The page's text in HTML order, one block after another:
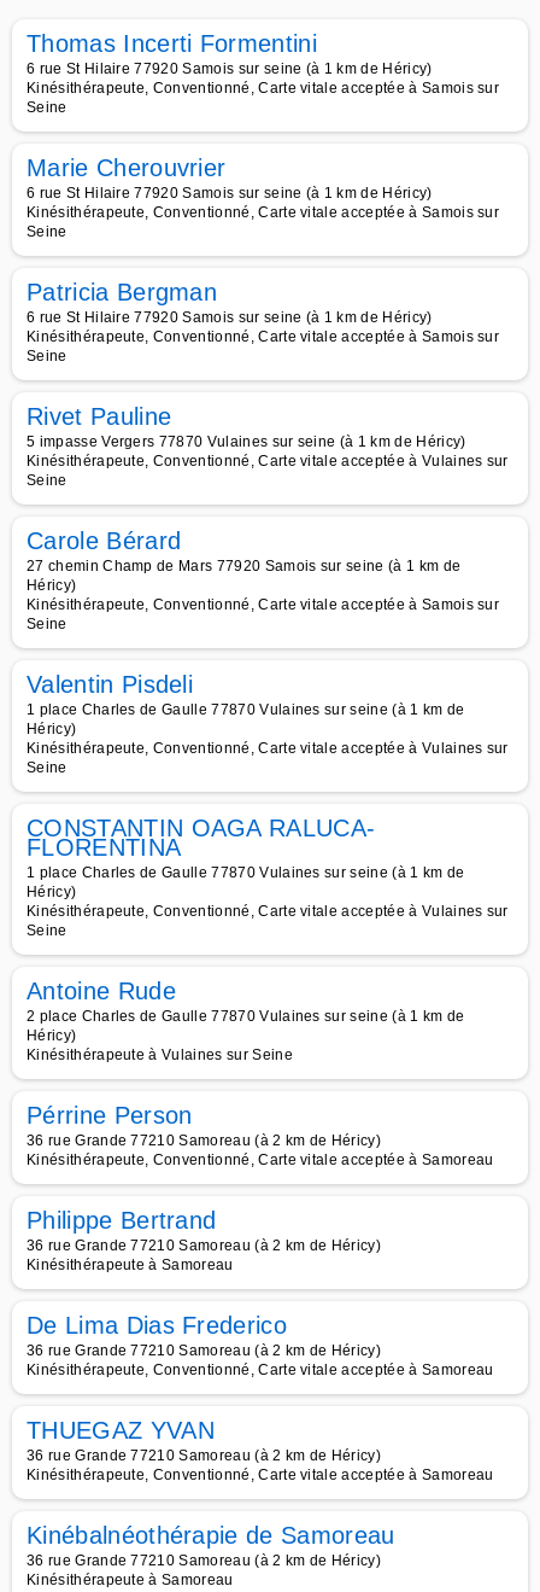
Thomas Incerti Formentini
6 rue St Hilaire 77920 Samois sur seine (à 1 km de Héricy)
Kinésithérapeute, Conventionné, Carte vitale acceptée à Samois sur
Seine
Marie Cherouvrier
6 rue St Hilaire 77920 Samois sur seine (à 1 km de Héricy)
Kinésithérapeute, Conventionné, Carte vitale acceptée à Samois sur
Seine
Patricia Bergman
6 rue St Hilaire 77920 Samois sur seine (à 1 km de Héricy)
Kinésithérapeute, Conventionné, Carte vitale acceptée à Samois sur
Seine
Rivet Pauline
5 impasse Vergers 77870 Vulaines sur seine (à 1 km de Héricy)
Kinésithérapeute, Conventionné, Carte vitale acceptée à Vulaines sur
Seine
Carole Bérard
27 chemin Champ de Mars 77920 Samois sur seine (à 1 km de
Héricy)
Kinésithérapeute, Conventionné, Carte vitale acceptée à Samois sur
Seine
Valentin Pisdeli
1 place Charles de Gaulle 77870 Vulaines sur seine (à 1 km de
Héricy)
Kinésithérapeute, Conventionné, Carte vitale acceptée à Vulaines sur
Seine
CONSTANTIN OAGA RALUCA-
FLORENTINA
1 place Charles de Gaulle 77870 Vulaines sur seine (à 1 km de
Héricy)
Kinésithérapeute, Conventionné, Carte vitale acceptée à Vulaines sur
Seine
Antoine Rude
2 place Charles de Gaulle 77870 Vulaines sur seine (à 1 km de
Héricy)
Kinésithérapeute à Vulaines sur Seine
Pérrine Person
36 rue Grande 77210 Samoreau (à 2 km de Héricy)
Kinésithérapeute, Conventionné, Carte vitale acceptée à Samoreau
Philippe Bertrand
36 rue Grande 77210 Samoreau (à 2 km de Héricy)
Kinésithérapeute à Samoreau
De Lima Dias Frederico
36 rue Grande 77210 Samoreau (à 2 km de Héricy)
Kinésithérapeute, Conventionné, Carte vitale acceptée à Samoreau
THUEGAZ YVAN
36 rue Grande 77210 Samoreau (à 2 km de Héricy)
Kinésithérapeute, Conventionné, Carte vitale acceptée à Samoreau
Kinébalnéothérapie de Samoreau
36 rue Grande 77210 Samoreau (à 2 km de Héricy)
Kinésithérapeute à Samoreau